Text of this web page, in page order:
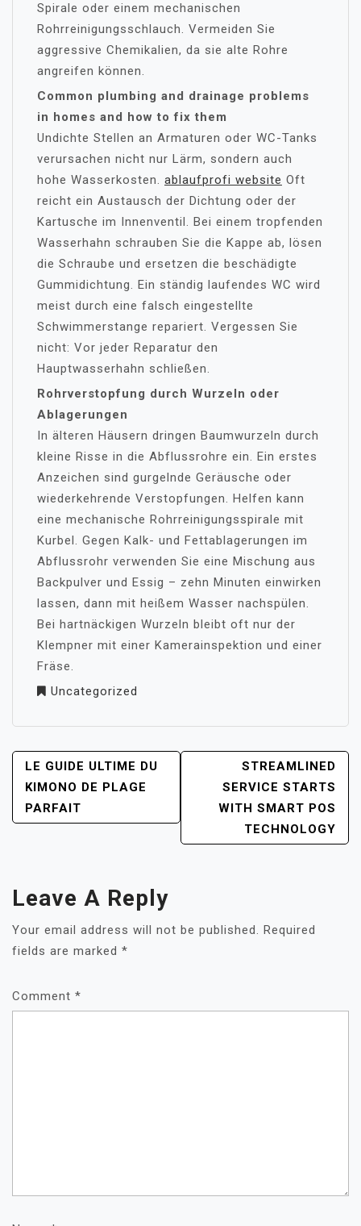
Spirale oder einem mechanischen
Rohrreinigungsschlauch. Vermeiden Sie
aggressive Chemikalien, da sie alte Rohre
angreifen können.
Common plumbing and drainage problems
in homes and how to fix them
Undichte Stellen an Armaturen oder WC-Tanks
verursachen nicht nur Lärm, sondern auch
hohe Wasserkosten. ablaufprofi website Oft
reicht ein Austausch der Dichtung oder der
Kartusche im Innenventil. Bei einem tropfenden
Wasserhahn schrauben Sie die Kappe ab, lösen
die Schraube und ersetzen die beschädigte
Gummidichtung. Ein ständig laufendes WC wird
meist durch eine falsch eingestellte
Schwimmerstange repariert. Vergessen Sie
nicht: Vor jeder Reparatur den
Hauptwasserhahn schließen.
Rohrverstopfung durch Wurzeln oder
Ablagerungen
In älteren Häusern dringen Baumwurzeln durch
kleine Risse in die Abflussrohre ein. Ein erstes
Anzeichen sind gurgelnde Geräusche oder
wiederkehrende Verstopfungen. Helfen kann
eine mechanische Rohrreinigungsspirale mit
Kurbel. Gegen Kalk- und Fettablagerungen im
Abflussrohr verwenden Sie eine Mischung aus
Backpulver und Essig – zehn Minuten einwirken
lassen, dann mit heißem Wasser nachspülen.
Bei hartnäckigen Wurzeln bleibt oft nur der
Klempner mit einer Kamerainspektion und einer
Fräse.
Uncategorized
POST
NAVIGATION
LE GUIDE ULTIME DU
KIMONO DE PLAGE
PARFAIT
STREAMLINED
SERVICE STARTS
WITH SMART POS
TECHNOLOGY
Leave A Reply
Your email address will not be published. Required
fields are marked *
Comment *